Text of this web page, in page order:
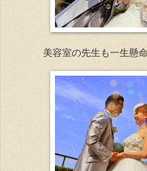
美容室の先生も一生懸